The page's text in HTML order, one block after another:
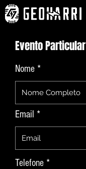
Evento Particular
Nome *
Email *
Telefone *